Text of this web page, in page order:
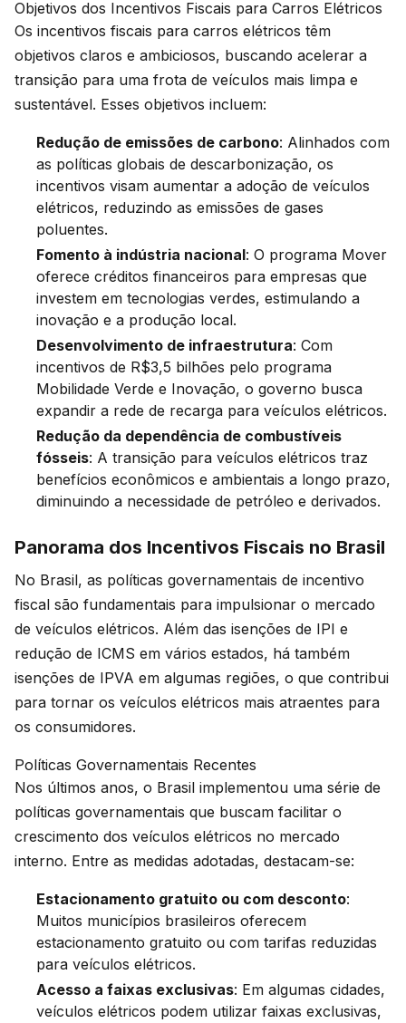
Objetivos dos Incentivos Fiscais para Carros Elétricos
Os incentivos fiscais para carros elétricos têm
objetivos claros e ambiciosos, buscando acelerar a
transição para uma frota de veículos mais limpa e
sustentável. Esses objetivos incluem:
Redução de emissões de carbono: Alinhados com
as políticas globais de descarbonização, os
incentivos visam aumentar a adoção de veículos
elétricos, reduzindo as emissões de gases
poluentes.
Fomento à indústria nacional: O programa Mover
oferece créditos financeiros para empresas que
investem em tecnologias verdes, estimulando a
inovação e a produção local.
Desenvolvimento de infraestrutura: Com
incentivos de R$3,5 bilhões pelo programa
Mobilidade Verde e Inovação, o governo busca
expandir a rede de recarga para veículos elétricos.
Redução da dependência de combustíveis
fósseis: A transição para veículos elétricos traz
benefícios econômicos e ambientais a longo prazo,
diminuindo a necessidade de petróleo e derivados.
Panorama dos Incentivos Fiscais no Brasil
No Brasil, as políticas governamentais de incentivo
fiscal são fundamentais para impulsionar o mercado
de veículos elétricos. Além das isenções de IPI e
redução de ICMS em vários estados, há também
isenções de IPVA em algumas regiões, o que contribui
para tornar os veículos elétricos mais atraentes para
os consumidores.
Políticas Governamentais Recentes
Nos últimos anos, o Brasil implementou uma série de
políticas governamentais que buscam facilitar o
crescimento dos veículos elétricos no mercado
interno. Entre as medidas adotadas, destacam-se:
Estacionamento gratuito ou com desconto:
Muitos municípios brasileiros oferecem
estacionamento gratuito ou com tarifas reduzidas
para veículos elétricos.
Acesso a faixas exclusivas: Em algumas cidades,
veículos elétricos podem utilizar faixas exclusivas,